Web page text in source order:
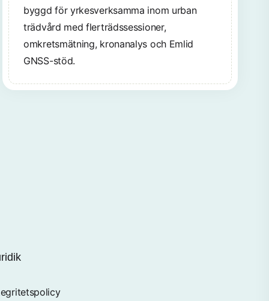
byggd för yrkesverksamma inom urban
trädvård med flerträdssessioner,
omkretsmätning, kronanalys och Emlid
GNSS-stöd.